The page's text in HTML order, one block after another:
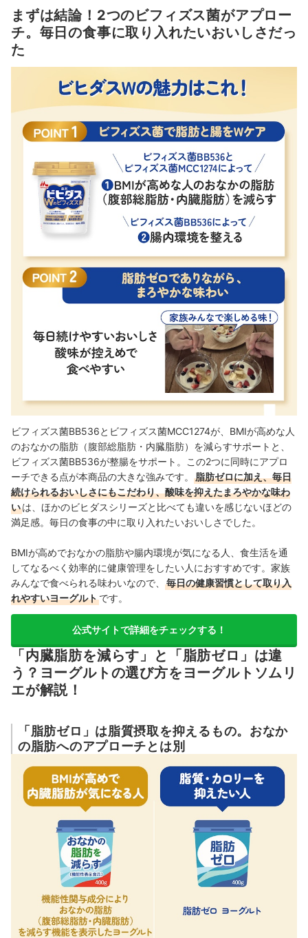
そんななか、新発売の「ビヒダスヨーグルト Wのビフィズス菌」って
何？
ンケート！
ビヒダス ヨーグルト Wのビフィズス菌は毎日食べ続けられるくらいお
いしい？ヨーグルトソムリエが食べてみた！
脂肪ゼロといわれなければわからない！家族みんなで楽しめた
おすすめの食べるタイミングや食べ方は？
ビヒダス ヨーグルト Wのビフィズス菌は毎日おいしく続けられる商品
だった！
まずは結論！2つのビフィズス菌がアプロー
チ。毎日の食事に取り入れたいおいしさだっ
た
ビフィズス菌BB536とビフィズス菌MCC1274が、BMIが高めな人
のおなかの脂肪（腹部総脂肪・内臓脂肪）を減らすサポートと、
ビフィズス菌BB536が整腸をサポート。この2つに同時にアプロ
ーチできる点が本商品の大きな強みです。
脂肪ゼロに加え、毎日
続けられるおいしさにもこだわり、酸味を抑えたまろやかな味わ
いは、ほかのビヒダスシリーズと比べても違いを感じないほどの
満足感。毎日の食事の中に取り入れたいおいしさでした。
BMIが高めでおなかの脂肪や腸内環境が気になる人、食生活を通
してなるべく効率的に健康管理をしたい人におすすめです。家族
みんなで食べられる味わいなので、
毎日の健康習慣として取り入
れやすいヨーグルトです。
公式サイトで詳細をチェックする！
「内臓脂肪を減らす」と「脂肪ゼロ」は違
う？ヨーグルトの選び方をヨーグルトソムリ
エが解説！
「脂肪ゼロ」は脂質摂取を抑えるもの。おなか
の脂肪へのアプローチとは別